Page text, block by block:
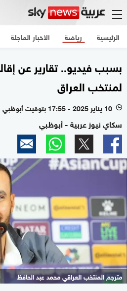
الرئيسية الأخبار العاجلة رياضة
بسبب فيديو.. تقارير عن
لمنتخب العراق
l 10 يناير 2025 - 17:55 بتوقيت أبوظبي
سكاي نيوز عربية - أبوظبي
مترجم المنتخب العراقي محمد عبد الحافظ